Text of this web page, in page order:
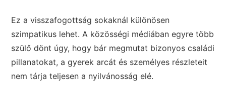
Ez a visszafogottság sokaknál különösen
szimpatikus lehet. A közösségi médiában egyre több
szülő dönt úgy, hogy bár megmutat bizonyos családi
pillanatokat, a gyerek arcát és személyes részleteit
nem tárja teljesen a nyilvánosság elé.